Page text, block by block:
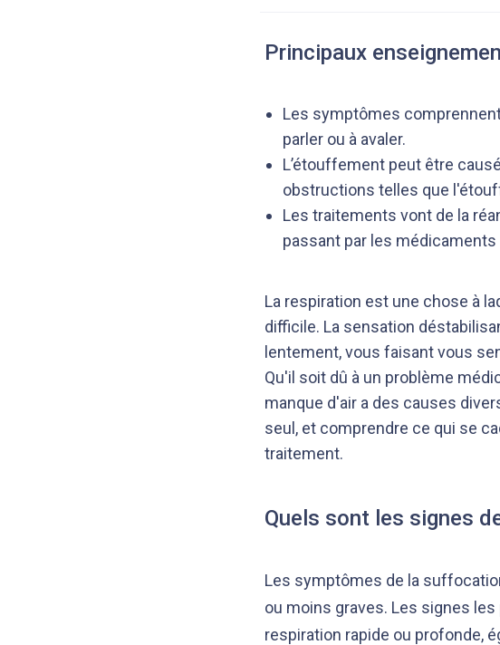
Principaux
Les symptômes
parler ou à avaler.
L’étouffement peut être
obstructions telles que
Les traitements vont de la
passant par les
La respiration est une chose à
difficile. La sensation
lentement, vous faisant vous
Qu'il soit dû à un problème
manque d'air a des causes
seul, et comprendre ce qui se
traitement.
Quels sont les signes
Les symptômes de la
ou moins graves. Les signes
respiration rapide ou profonde,